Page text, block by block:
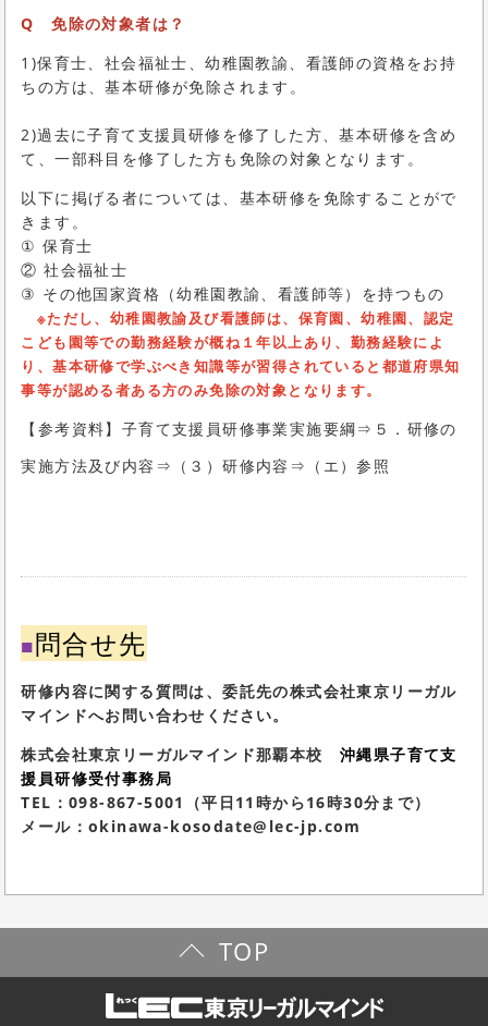
Q 免除の対象者は？
1)保育士、社会福祉士、幼稚園教諭、看護師の資格をお持
ちの方は、基本研修が免除されます。
2)過去に子育て支援員研修を修了した方、基本研修を含め
て、一部科目を修了した方も免除の対象となります。
以下に掲げる者については、基本研修を免除することがで
きます。
① 保育士
② 社会福祉士
③ その他国家資格（幼稚園教諭、看護師等）を持つもの
※ただし、幼稚園教諭及び看護師は、保育園、幼稚園、認定
こども園等での勤務経験が概ね１年以上あり、勤務経験によ
り、基本研修で学ぶべき知識等が習得されていると都道府県知
事等が認める者ある方のみ免除の対象となります。
【参考資料】子育て支援員研修事業実施要綱⇒５．研修の
実施方法及び内容⇒（３）研修内容⇒（エ）参照
■問合せ先
研修内容に関する質問は、委託先の株式会社東京リーガル
マインドへお問い合わせください。
株式会社東京リーガルマインド那覇本校沖縄県子育て支
援員研修受付事務局
TEL：098-867-5001（平日11時から16時30分まで）
メール：okinawa-kosodate@lec-jp.com
TOP